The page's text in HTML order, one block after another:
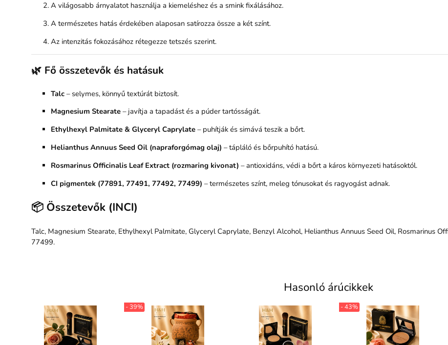
A világosabb árnyalatot használja a kiemeléshez és a smink fixálásához.
A természetes hatás érdekében alaposan satírozza össze a két színt.
Az intenzitás fokozásához rétegezze tetszés szerint.
🌿 Fő összetevők és hatásuk
Talc– selymes, könnyű textúrát biztosít.
Magnesium Stearate– javítja a tapadást és a púder tartósságát.
Ethylhexyl Palmitate & Glyceryl Caprylate– puhítják és simává teszik a bőrt.
Helianthus Annuus Seed Oil (napraforgómag olaj) – tápláló és bőrpuhító hatású.
Rosmarinus Officinalis Leaf Extract (rozmaring kivonat) – antioxidáns, védi a bőrt a káros környezeti hatásoktól.
CI pigmentek (77891, 77491, 77492, 77499) – természetes színt, meleg tónusokat és ragyogást adnak.
📦 Összetevők (INCI)
Talc, Magnesium Stearate, Ethylhexyl Palmitate, Glyceryl Caprylate, Benzyl Alcohol, Helianthus Annuus Seed Oil, Rosmarinus
77499.
Hasonló árúcikkek
- 39% - 43%